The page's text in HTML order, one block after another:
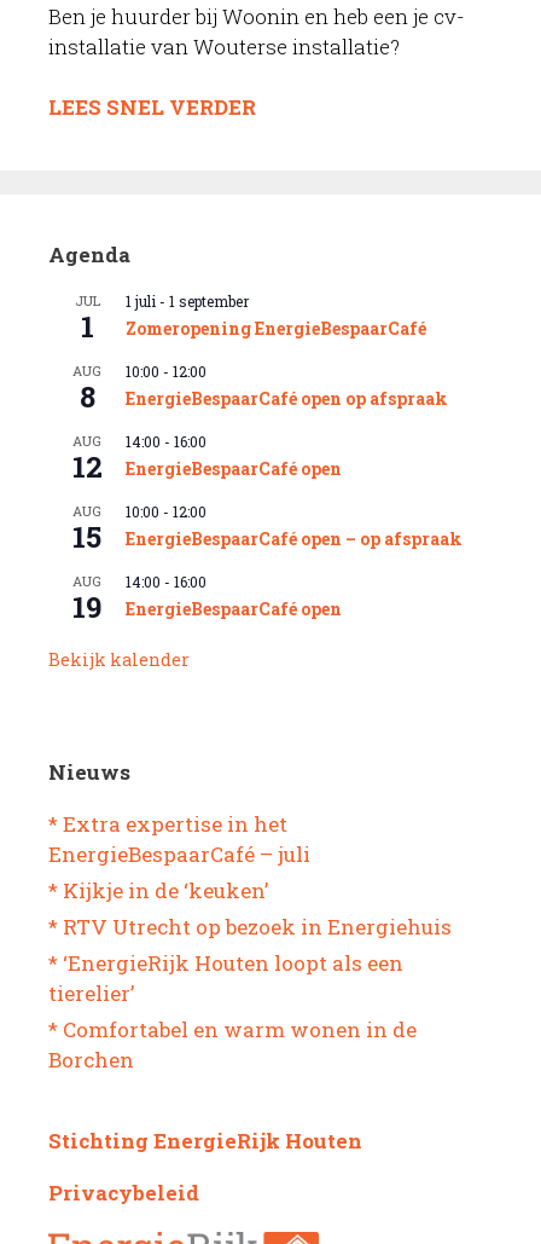
Ben je huurder bij Woonin en heb een je cv-
installatie van Wouterse installatie?
LEES SNEL VERDER
Agenda
JUL
1
1 juli - 1 september
Zomeropening EnergieBespaarCafé
AUG
8
10:00 - 12:00
EnergieBespaarCafé open op afspraak
AUG
12
14:00 - 16:00
EnergieBespaarCafé open
AUG
15
10:00 - 12:00
EnergieBespaarCafé open – op afspraak
AUG
19
14:00 - 16:00
EnergieBespaarCafé open
Bekijk kalender
Nieuws
* Extra expertise in het
EnergieBespaarCafé – juli
* Kijkje in de ‘keuken’
* RTV Utrecht op bezoek in Energiehuis
* ‘EnergieRijk Houten loopt als een
tierelier’
* Comfortabel en warm wonen in de
Borchen
Stichting EnergieRijk Houten
Privacybeleid